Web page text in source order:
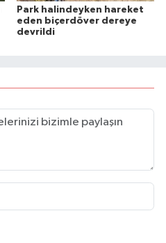
Park halindeyken hareket
eden biçerdöver dereye
devrildi